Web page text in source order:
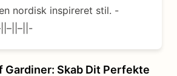
nordisk inspireret stil. -
Gardiner: Skab Dit Perfekte